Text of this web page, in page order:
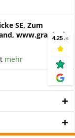
SE, Zum
www.granit-
mehr